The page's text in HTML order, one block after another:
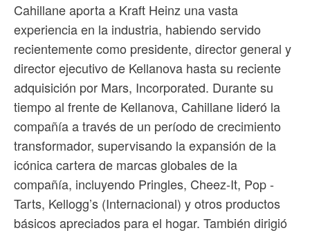
Cahillane aporta a Kraft Heinz una vasta
experiencia en la industria, habiendo servido
recientemente como presidente, director general y
director ejecutivo de Kellanova hasta su reciente
adquisición por Mars, Incorporated. Durante su
tiempo al frente de Kellanova, Cahillane lideró la
compañía a través de un período de crecimiento
transformador, supervisando la expansión de la
icónica cartera de marcas globales de la
compañía, incluyendo Pringles, Cheez-It, Pop -
Tarts, Kellogg’s (Internacional) y otros productos
básicos apreciados para el hogar. También dirigió